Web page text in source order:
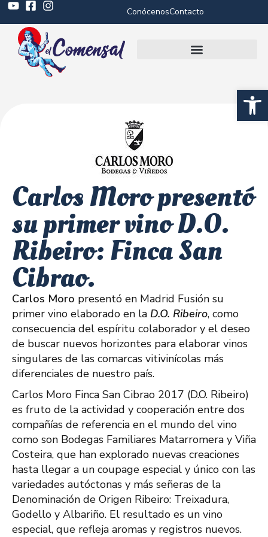
Abrir
ConócenosContacto
Carlos Moro presentó
su primer vino D.O.
Ribeiro: Finca San
Cibrao.
Carlos Moro presentó en Madrid Fusión su
primer vino elaborado en la D.O. Ribeiro, como
consecuencia del espíritu colaborador y el deseo
de buscar nuevos horizontes para elaborar vinos
singulares de las comarcas vitivinícolas más
diferenciales de nuestro país.
Carlos Moro Finca San Cibrao 2017 (D.O. Ribeiro)
es fruto de la actividad y cooperación entre dos
compañías de referencia en el mundo del vino
como son Bodegas Familiares Matarromera y Viña
Costeira, que han explorado nuevas creaciones
hasta llegar a un coupage especial y único con las
variedades autóctonas y más señeras de la
Denominación de Origen Ribeiro: Treixadura,
Godello y Albariño. El resultado es un vino
especial, que refleja aromas y registros nuevos.